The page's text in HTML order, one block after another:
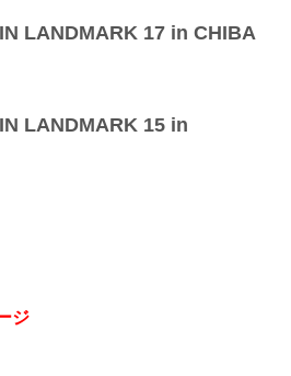
LANDMARK 17 in CHIBA
LANDMARK 15 in
ジ